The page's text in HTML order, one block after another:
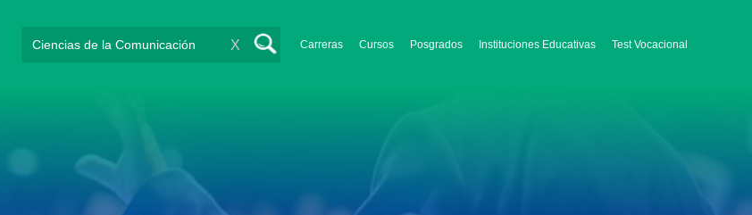
Carreras Cursos Posgrados Instituciones Educativas Test Vocacional
X